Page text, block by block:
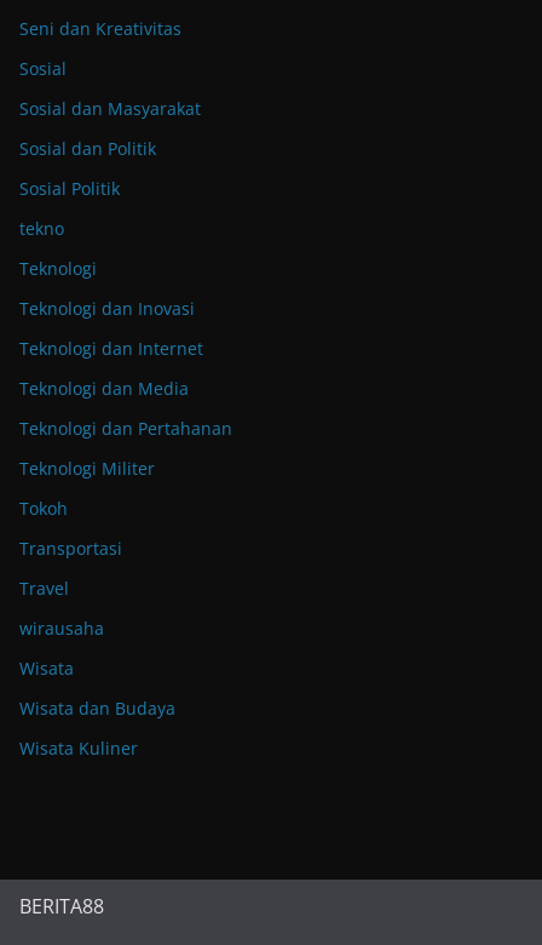
Seni dan Kreativitas
Sosial
Sosial dan Masyarakat
Sosial dan Politik
Sosial Politik
tekno
Teknologi
Teknologi dan Inovasi
Teknologi dan Internet
Teknologi dan Media
Teknologi dan Pertahanan
Teknologi Militer
Tokoh
Transportasi
Travel
wirausaha
Wisata
Wisata dan Budaya
Wisata Kuliner
BERITA88